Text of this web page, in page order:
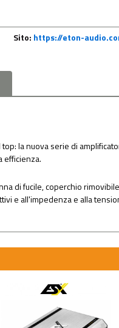
Sito: https://eton-
la nuova serie di
efficienza.
di fucile, coperchio
e all'impedenza e alla